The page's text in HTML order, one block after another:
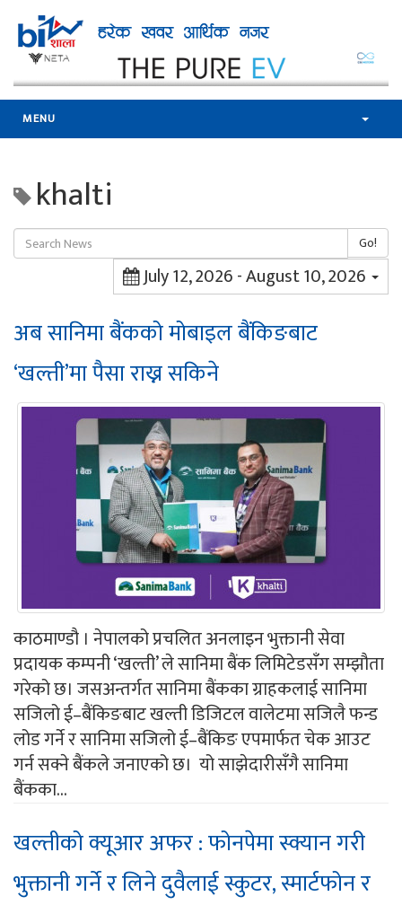
MENU
khalti
Go!
July 12, 2026 - August 10, 2026
अब सानिमा बैंकको मोबाइल बैंकिङबाट
‘खल्ती’मा पैसा राख्न सकिने
काठमाण्डौ । नेपालको प्रचलित अनलाइन भुक्तानी सेवा
प्रदायक कम्पनी ‘खल्ती’ ले सानिमा बैंक लिमिटेडसँग सम्झौता
गरेको छ। जसअन्तर्गत सानिमा बैंकका ग्राहकलाई सानिमा
सजिलो ई–बैंकिङबाट खल्ती डिजिटल वालेटमा सजिलै फन्ड
लोड गर्ने र सानिमा सजिलो ई–बैंकिङ एपमार्फत चेक आउट
गर्न सक्ने बैंकले जनाएको छ। यो साझेदारीसँगै सानिमा
बैंकका...
खल्तीको क्यूआर अफर : फोनपेमा स्क्यान गरी
भुक्तानी गर्ने र लिने दुवैलाई स्कुटर, स्मार्टफोन र